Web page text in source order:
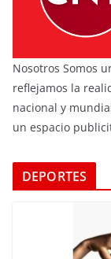
Nosotros Somos
reflejamos la
nacional y
un espacio
DEPORTES